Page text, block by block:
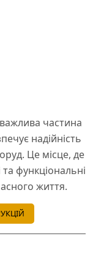
частина
надійність
Це місце, де
функціональні
життя.